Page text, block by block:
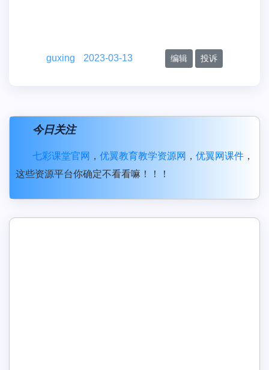
guxing 2023-03-13 编辑 投诉
今日关注
七彩课堂官网 ， 优翼教育教学资源网 ， 优翼网课件 ，
这些资源平台你确定不看看嘛！！！